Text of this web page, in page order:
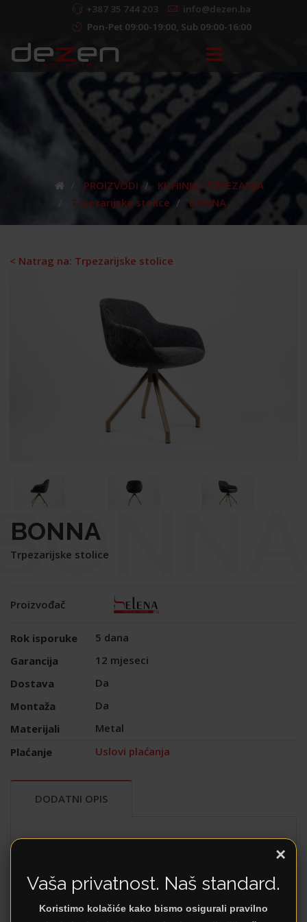
+387 35 744 203
info@dezen.ba
Pon-Pet 09:00-19:00, Sub 09:00-16:00
PROIZVODI
KUHINJA I TRPEZARIJA
Trpezarijske stolice
BONNA
< Natrag na: Trpezarijske stolice
BONNA
Trpezarijske stolice
Proizvođač
Rok isporuke
5 dana
Garancija
12 mjeseci
Dostava
Da
Montaža
Da
Materijali
Metal
Plaćanje
Uslovi plaćanja
DODATNI OPIS
formi. Njen najupečatljiviji detalj je polukružni
naslon koji se ne spaja u potpunosti sa
×
Vaša privatnost. Naš standard.
Koristimo kolačiće kako bismo osigurali pravilno